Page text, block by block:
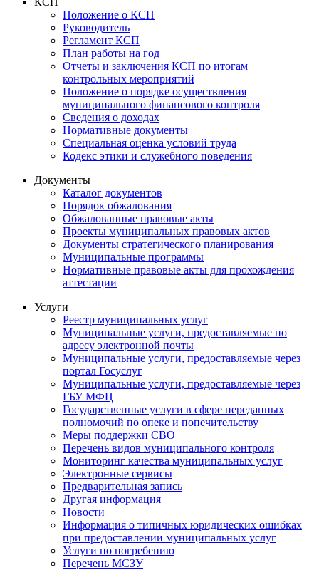
Положение о КСП
Руководитель
Регламент КСП
План работы на год
Отчеты и заключения КСП по итогам
контрольных мероприятий
Положение о порядке осуществления
муниципального финансового контроля
Сведения о доходах
Нормативные документы
Специальная оценка условий труда
Кодекс этики и служебного поведения
Документы
Каталог документов
Порядок обжалования
Обжалованные правовые акты
Проекты муниципальных правовых актов
Документы стратегического планирования
Муниципальные программы
Нормативные правовые акты для прохождения
аттестации
Услуги
Реестр муниципальных услуг
Муниципальные услуги, предоставляемые по
адресу электронной почты
Муниципальные услуги, предоставляемые через
портал Госуслуг
Муниципальные услуги, предоставляемые через
ГБУ МФЦ
Государственные услуги в сфере переданных
полномочий по опеке и попечительству
Меры поддержки СВО
Перечень видов муниципального контроля
Мониторинг качества муниципальных услуг
Электронные сервисы
Предварительная запись
Другая информация
Новости
Информация о типичных юридических ошибках
при предоставлении муниципальных услуг
Услуги по погребению
Перечень МСЗУ